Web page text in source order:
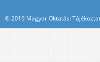
© 2019 Magyar Oktatási